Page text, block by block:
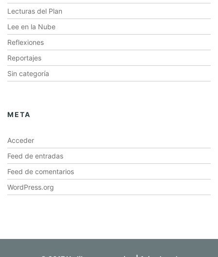
Lecturas del Plan
Lee en la Nube
Reflexiones
Reportajes
Sin categoría
META
Acceder
Feed de entradas
Feed de comentarios
WordPress.org